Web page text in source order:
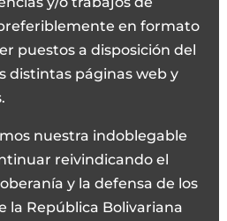
en formato
puestos a disposición del
distintas páginas web y
nuestra indoblegable
reivindicando el
y la defensa de los
la República Bolivariana